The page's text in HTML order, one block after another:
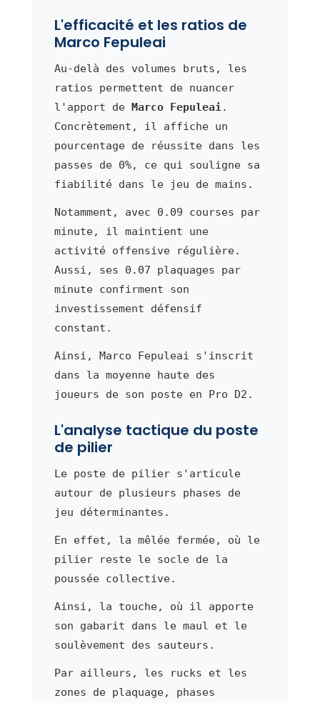
L'efficacité et les ratios de
Marco Fepuleai
Au-delà des volumes bruts, les
ratios permettent de nuancer
l'apport de
Marco Fepuleai.
Concrètement, il affiche un
pourcentage de réussite dans les
passes de 0%, ce qui souligne sa
fiabilité dans le jeu de mains.
Notamment, avec 0.09 courses par
minute, il maintient une
activité offensive régulière.
Aussi, ses 0.07 plaquages par
minute confirment son
investissement défensif
constant.
Ainsi, Marco Fepuleai s'inscrit
dans la moyenne haute des
joueurs de son poste en Pro D2.
L'analyse tactique du poste
de pilier
Le poste de pilier s'articule
autour de plusieurs phases de
jeu déterminantes.
En effet, la mêlée fermée, où le
pilier reste le socle de la
poussée collective.
Ainsi, la touche, où il apporte
son gabarit dans le maul et le
soulèvement des sauteurs.
Par ailleurs, les rucks et les
zones de plaquage, phases